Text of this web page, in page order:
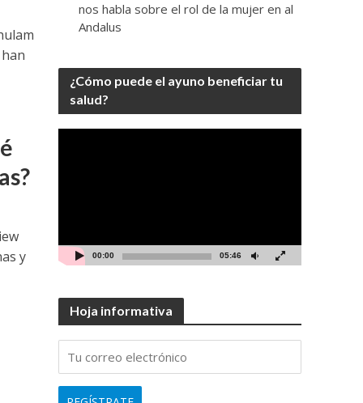
y
nos habla sobre el rol de la mujer en al
Andalus
¿Cómo puede el ayuno beneficiar tu
salud?
00:00 05:46
Hoja informativa